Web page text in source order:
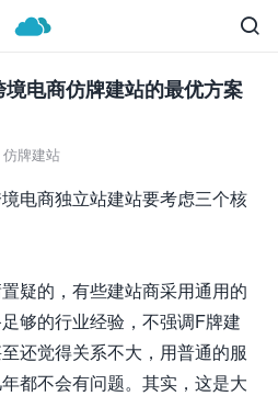
电商仿牌建站的最优方案
仿牌建站
电商独立站建站要考虑三个核
疑的，有些建站商采用通用的
够的行业经验，不强调F牌建
还觉得关系不大，用普通的服
都不会有问题。其实，这是大